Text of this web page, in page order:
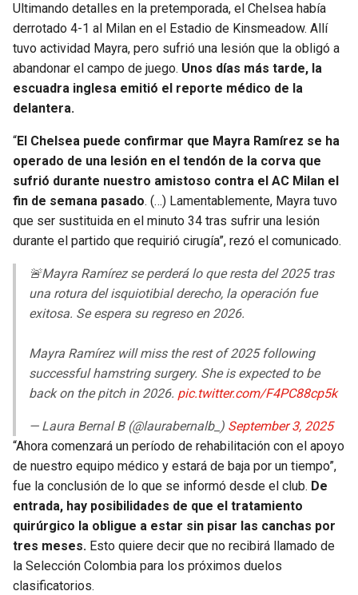
Ultimando detalles en la pretemporada, el Chelsea había
derrotado 4-1 al Milan en el Estadio de Kinsmeadow. Allí
tuvo actividad Mayra, pero sufrió una lesión que la obligó a
abandonar el campo de juego. Unos días más tarde, la
escuadra inglesa emitió el reporte médico de la
delantera.
“El Chelsea puede confirmar que Mayra Ramírez se ha
operado de una lesión en el tendón de la corva que
sufrió durante nuestro amistoso contra el AC Milan el
fin de semana pasado. (…) Lamentablemente, Mayra tuvo
que ser sustituida en el minuto 34 tras sufrir una lesión
durante el partido que requirió cirugía”, rezó el comunicado.
🚨Mayra Ramírez se perderá lo que resta del 2025 tras
una rotura del isquiotibial derecho, la operación fue
exitosa. Se espera su regreso en 2026.
Mayra Ramírez will miss the rest of 2025 following
successful hamstring surgery. She is expected to be
back on the pitch in 2026. pic.twitter.com/F4PC88cp5k
— Laura Bernal B (@laurabernalb_) September 3, 2025
“Ahora comenzará un período de rehabilitación con el apoyo
de nuestro equipo médico y estará de baja por un tiempo”,
fue la conclusión de lo que se informó desde el club. De
entrada, hay posibilidades de que el tratamiento
quirúrgico la obligue a estar sin pisar las canchas por
tres meses. Esto quiere decir que no recibirá llamado de
la Selección Colombia para los próximos duelos
clasificatorios.